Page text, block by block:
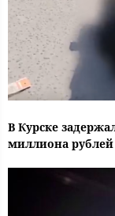
В Курске
миллиона рублей